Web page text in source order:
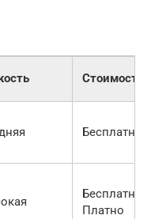
Стоимость
Бесплатно
Бесплатно/
Платно